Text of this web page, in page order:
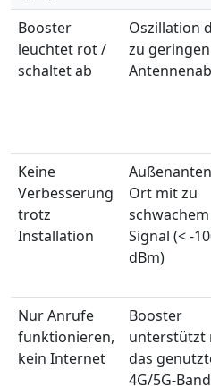
Booster
leuchtet rot /
schaltet ab
Oszillation
zu geringen
Keine
Verbesserung
trotz
Installation
Ort mit zu
schwachem
Signal (< -
dBm)
Nur Anrufe
funktionieren,
kein Internet
Booster
unterstützt
das
4G/5G-Band